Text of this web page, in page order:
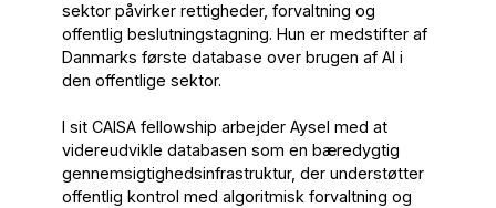
sektor påvirker rettigheder, forvaltning og
offentlig beslutningstagning. Hun er medstifter af
Danmarks første database over brugen af AI i
den offentlige sektor.
I sit CAISA fellowship arbejder Aysel med at
videreudvikle databasen som en bæredygtig
gennemsigtighedsinfrastruktur, der understøtter
offentlig kontrol med algoritmisk forvaltning og